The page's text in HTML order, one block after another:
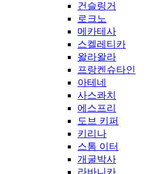
건슬링거
로크노
메카테사
스켈레티카
왈라왈라
프랑켄슈타인
아테네
사스콰치
에스프리
도브 키퍼
키리나
스톰 이터
개굴박사